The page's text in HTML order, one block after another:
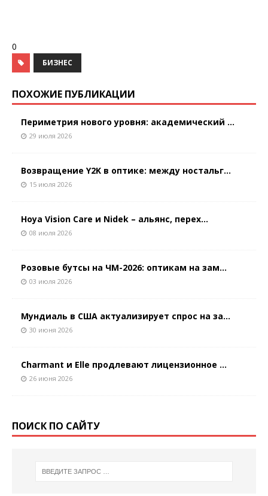
0
БИЗНЕС
ПОХОЖИЕ ПУБЛИКАЦИИ
Периметрия нового уровня: академический ...
29 июля 2026
Возвращение Y2K в оптике: между ностальг...
15 июля 2026
Hoya Vision Care и Nidek – альянс, перех...
08 июля 2026
Розовые бутсы на ЧМ-2026: оптикам на зам...
03 июля 2026
Мундиаль в США актуализирует спрос на за...
30 июня 2026
Charmant и Elle продлевают лицензионное ...
26 июня 2026
ПОИСК ПО САЙТУ